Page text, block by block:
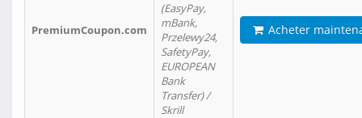
PremiumCoupon.com
(EasyPay,
mBank,
Przelewy24,
SafetyPay,
EUROPEAN
Bank
Transfer) /
Skrill
Acheter